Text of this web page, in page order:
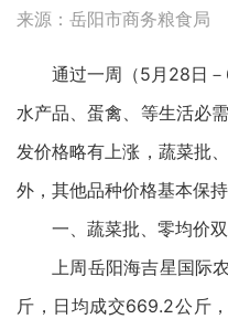
来源：岳阳市商务粮食局
通过一周（5月28日－
水产品、蛋禽、等生活必
发价格略有上涨，蔬菜批
外，其他品种价格基本保持
一、蔬菜批、零均价
上周岳阳海吉星国际
斤，日均成交669.2公斤